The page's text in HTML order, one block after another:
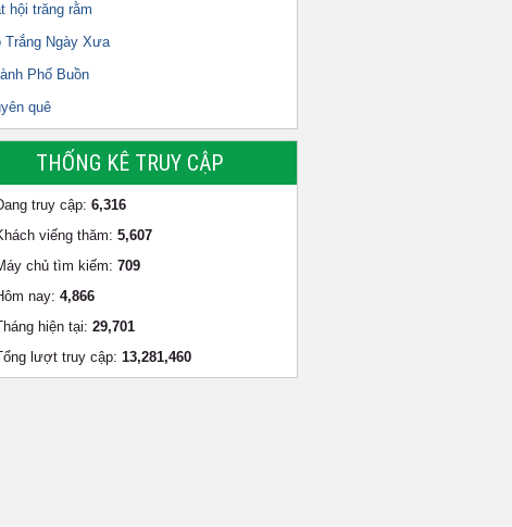
hội trăng rằm
Trắng Ngày Xưa
Phố Buồn
quê
THỐNG KÊ TRUY CẬP
truy cập: 6,316
viếng thăm: 5,607
chủ tìm kiếm: 709
nay: 4,866
hiện tại: 29,701
lượt truy cập: 13,281,460